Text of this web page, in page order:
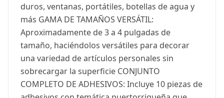
duros, ventanas, portátiles, botellas de agua y
más GAMA DE TAMAÑOS VERSÁTIL:
Aproximadamente de 3 a 4 pulgadas de
tamaño, haciéndolos versátiles para decorar
una variedad de artículos personales sin
sobrecargar la superficie CONJUNTO
COMPLETO DE ADHESIVOS: Incluye 10 piezas de